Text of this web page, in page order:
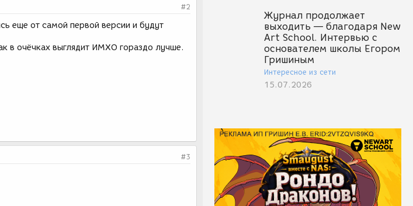
Журнал продолжает
выходить — благодаря New
Art School. Интервью с
основателем школы Егором
Гришиным
Интересное из сети
15.07.2026
#2
еще от самой первой версии и будут
в очёчках выглядит ИМХО гораздо лучше.
#3